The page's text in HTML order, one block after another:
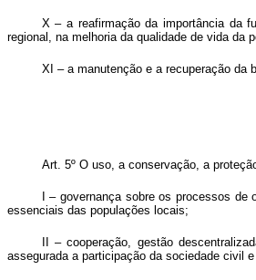
X – a reafirmação da importância da
regional, na melhoria da qualidade de vida da
XI – a manutenção e a recuperação da
Art. 5º O uso, a conservação, a
I – governança sobre os processos
essenciais das populações locais;
II – cooperação, gestão
assegurada a participação da sociedade civil